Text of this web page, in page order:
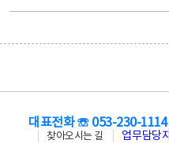
대표전화 ☏ 053-230-1114
찾아오시는 길
업무담당